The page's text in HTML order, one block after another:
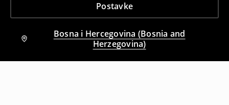
Postavke
Bosna i Hercegovina (Bosnia and
Herzegovina)